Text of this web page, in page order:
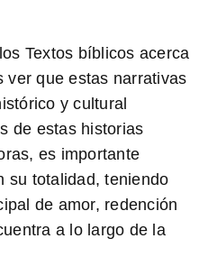
Textos bíblicos acerca
ver que estas narrativas
y cultural
de estas historias
es importante
su totalidad, teniendo
de amor, redención
a lo largo de la